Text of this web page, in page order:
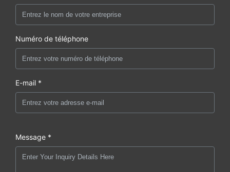
Numéro de téléphone
E-mail *
Message *